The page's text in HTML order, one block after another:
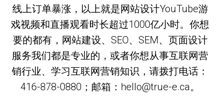
线上订单暴涨，以上就是网站设计YouTube游
戏视频和直播观看时长超过1000亿小时。你想
要的都有，网站建设、SEO、SEM、页面设计
服务我们都是专业的，或者你想从事互联网营
销行业、学习互联网营销知识，请拨打电话：
416-878-0880；邮箱：hello@true-e.ca。